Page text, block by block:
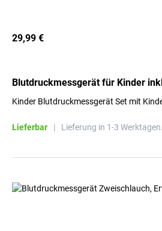
29,99 €
Blutdruckmessgerät für Kinder
Kinder Blutdruckmessgerät Set mit
Lieferbar | Lieferung in 1-3 Werktagen.